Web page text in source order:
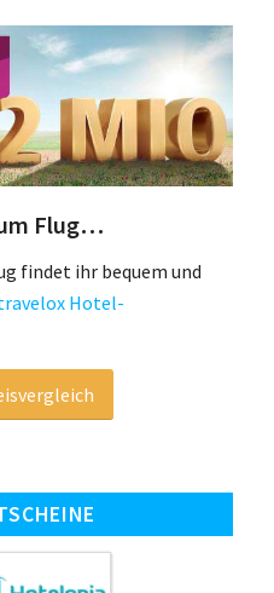
Flug…
findet ihr bequem und
Hotel-